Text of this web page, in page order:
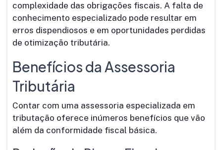
complexidade das obrigações fiscais. A falta de
conhecimento especializado pode resultar em
erros dispendiosos e em oportunidades perdidas
de otimização tributária.
Benefícios da Assessoria
Tributária
Contar com uma assessoria especializada em
tributação oferece inúmeros benefícios que vão
além da conformidade fiscal básica.